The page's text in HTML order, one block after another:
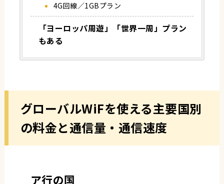
4G回線／1GBプラン
「ヨーロッパ周遊」「世界一周」プラン
もある
グローバルWiFを使える主要国別
の料金と通信量・通信速度
ア行の国